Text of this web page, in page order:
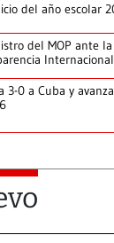
del año escolar
del MOP ante
Internacional
3-0 a Cuba y